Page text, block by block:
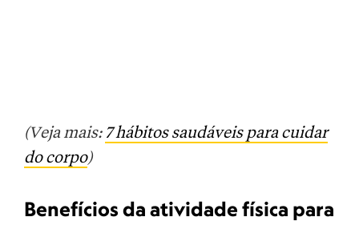
(Veja mais: 7 hábitos saudáveis para cuidar
do corpo)
Benefícios da atividade física para